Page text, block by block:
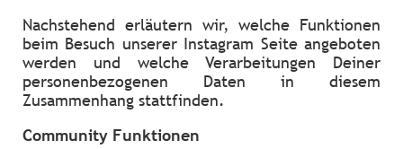
Nachstehend erläutern wir, welche Funktionen
beim Besuch unserer Instagram Seite angeboten
werden und welche Verarbeitungen Deiner
personenbezogenen Daten in diesem
Zusammenhang stattfinden.
Community Funktionen